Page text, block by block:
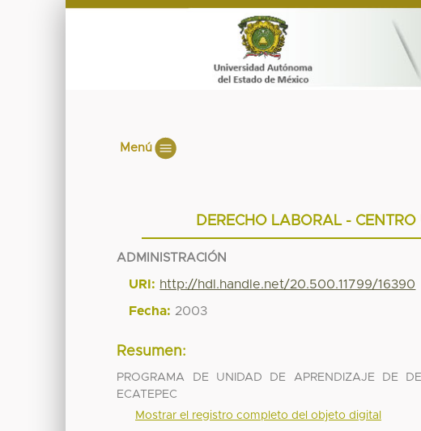
Menú
DERECHO LABORAL -
ADMINISTRACIÓN
URI: http://hdl.handle.net/20.500.11799/16390
Fecha: 2003
Resumen:
PROGRAMA DE UNIDAD DE APRENDIZAJE DE
ECATEPEC
Mostrar el registro completo del objeto digital